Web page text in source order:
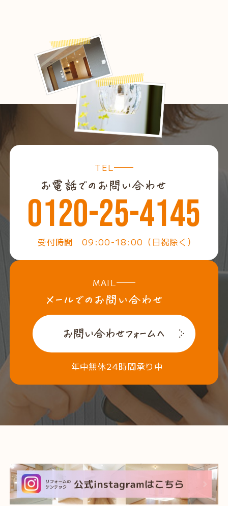
TEL
0120-25-4145
受付時間 09:00-18:00（日祝除く）
MAIL
年中無休24時間承り中